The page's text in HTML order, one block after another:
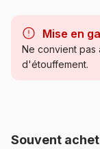
Catégorie
Mise en
Ne convient pas
d'étouffement.
Souvent